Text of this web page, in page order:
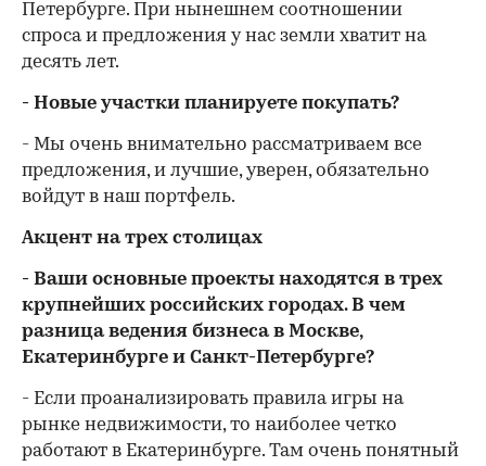
Петербурге. При нынешнем соотношении
спроса и предложения у нас земли хватит на
десять лет.
- Новые участки планируете покупать?
- Мы очень внимательно рассматриваем все
предложения, и лучшие, уверен, обязательно
войдут в наш портфель.
Акцент на трех столицах
- Ваши основные проекты находятся в трех
крупнейших российских городах. В чем
разница ведения бизнеса в Москве,
Екатеринбурге и Санкт-Петербурге?
- Если проанализировать правила игры на
рынке недвижимости, то наиболее четко
работают в Екатеринбурге. Там очень понятный